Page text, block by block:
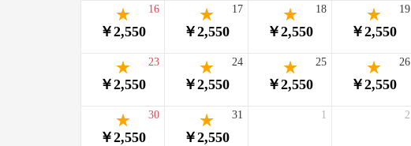
￥2,550
16
￥2,550
17
￥2,550
18
￥2,550
19
￥2,550
23
￥2,550
24
￥2,550
25
￥2,550
26
￥2,550
30
￥2,550
31 1 2